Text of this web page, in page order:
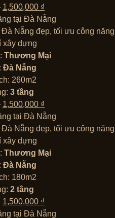
Giá
gốc
là:
2,500,000 ₫.
1,500,000 ₫
hiện
tại
1,500,000 ₫.
Nẵng đẹp, tối ưu công năng
xây dựng
Thương Mại
Đà Nẵng
260m2
3 tầng
Giá
gốc
là:
2,500,000 ₫.
1,500,000 ₫
hiện
tại
1,500,000 ₫.
Nẵng đẹp, tối ưu công năng
xây dựng
Thương Mại
Đà Nẵng
180m2
2 tầng
Giá
gốc
1,500,000 ₫
hiện